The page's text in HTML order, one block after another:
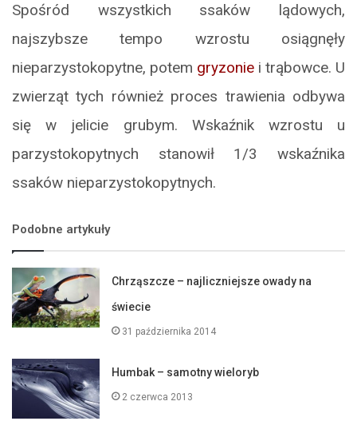
Spośród wszystkich ssaków lądowych,
najszybsze tempo wzrostu osiągnęły
nieparzystokopytne, potem gryzonie i trąbowce. U
zwierząt tych również proces trawienia odbywa
się w jelicie grubym. Wskaźnik wzrostu u
parzystokopytnych stanowił 1/3 wskaźnika
ssaków nieparzystokopytnych.
Podobne artykuły
Chrząszcze – najliczniejsze owady na
świecie
31 października 2014
Humbak – samotny wieloryb
2 czerwca 2013